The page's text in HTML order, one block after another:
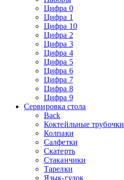
Цифра 0
Цифра 1
Цифра 10
Цифра 2
Цифра 3
Цифра 4
Цифра 5
Цифра 6
Цифра 7
Цифра 8
Цифра 9
Сервировка стола
Back
Коктейльные трубочки
Колпаки
Салфетки
Скатерть
Стаканчики
Тарелки
Язык-гудок